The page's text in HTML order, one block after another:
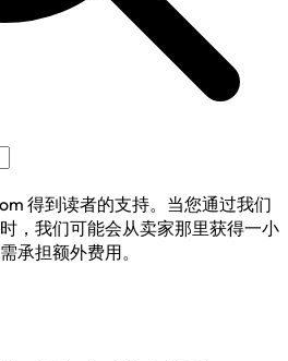
得到读者的支持。当您通过我们
，我们可能会从卖家那里获得一小
承担额外费用。